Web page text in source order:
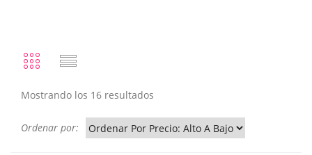
Mostrando los 16 resultados
Ordenar por: